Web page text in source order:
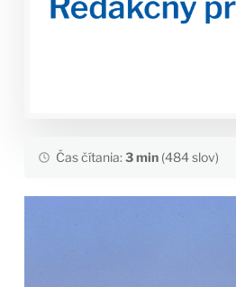
Čas čítania:3 min(484 slov)